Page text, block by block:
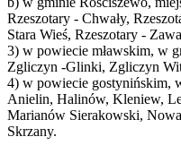
Rzeszotary - Chwały,
Stara Wieś, Rzeszotary -
3) w powiecie mławskim, w
Zgliczyn -Glinki, Zgliczyn
4) w powiecie gostynińskim,
Anielin, Halinów, Kleniew,
Marianów Sierakowski,
Skrzany.